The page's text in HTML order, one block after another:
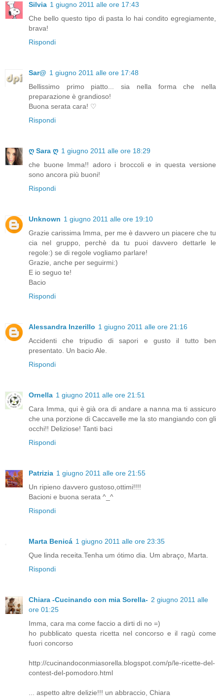
Silvia 1 giugno 2011 alle ore 17:43
Che bello questo tipo di pasta lo hai condito egregiamente,
brava!
Rispondi
Sar@ 1 giugno 2011 alle ore 17:48
Bellissimo primo piatto... sia nella forma che nella
preparazione è grandioso!
Buona serata cara! ♡
Rispondi
ღ Sara ღ 1 giugno 2011 alle ore 18:29
che buone Imma!! adoro i broccoli e in questa versione
sono ancora più buoni!
Rispondi
Unknown 1 giugno 2011 alle ore 19:10
Grazie carissima Imma, per me è davvero un piacere che tu
cia nel gruppo, perchè da tu puoi davvero dettarle le
regole:) se di regole vogliamo parlare!
Grazie, anche per seguirmi:)
E io seguo te!
Bacio
Rispondi
Alessandra Inzerillo 1 giugno 2011 alle ore 21:16
Accidenti che tripudio di sapori e gusto il tutto ben
presentato. Un bacio Ale.
Rispondi
Ornella 1 giugno 2011 alle ore 21:51
Cara Imma, qui è già ora di andare a nanna ma ti assicuro
che una porzione di Caccavelle me la sto mangiando con gli
occhi!! Deliziose! Tanti baci
Rispondi
Patrizia 1 giugno 2011 alle ore 21:55
Un ripieno davvero gustoso,ottimi!!!!
Bacioni e buona serata ^_^
Rispondi
Marta Benicá 1 giugno 2011 alle ore 23:35
Que linda receita.Tenha um ótimo dia. Um abraço, Marta.
Rispondi
Chiara -Cucinando con mia Sorella- 2 giugno 2011 alle
ore 01:25
Imma, cara ma come faccio a dirti di no =)
ho pubblicato questa ricetta nel concorso e il ragù come
fuori concorso
http://cucinandoconmiasorella.blogspot.com/p/le-ricette-del-
contest-del-pomodoro.html
... aspetto altre delizie!!! un abbraccio, Chiara